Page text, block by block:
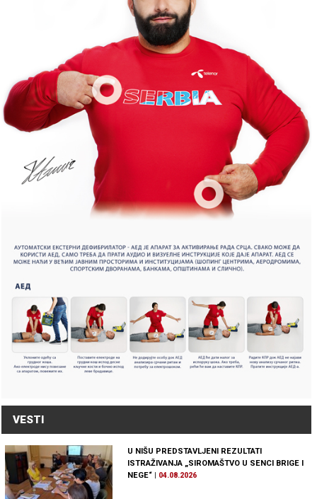
VESTI
U NIŠU PREDSTAVLJENI REZULTATI
ISTRAŽIVANJA „SIROMAŠTVO U SENCI BRIGE I
NEGE“ | 04.08.2026